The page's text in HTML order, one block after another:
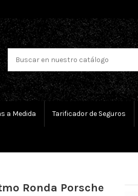
a Medida Tarificador de Seguros
Ronda Porsche